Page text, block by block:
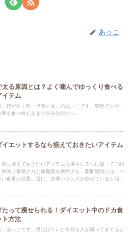
あっこ
太る原因とは？よく噛んでゆっくり食べる
イテム
。超が付く程『早食い女』のあっこです。突然ですが、
事を食べ終わるまで何分位掛かっ...
イエットするなら揃えておきたいアイテム
前に揃えておきたいアイテムを勝手に５つに絞ってご紹
身体に蓄積された体脂肪を燃焼させ…脂肪燃焼には、バ
い食事が必要。逆に、栄養バランスが崩れていると脂肪
たって痩せられる！ダイエット中のドカ食
ト方法
、あっこです。最近はテレビを観る人が減ってきてると